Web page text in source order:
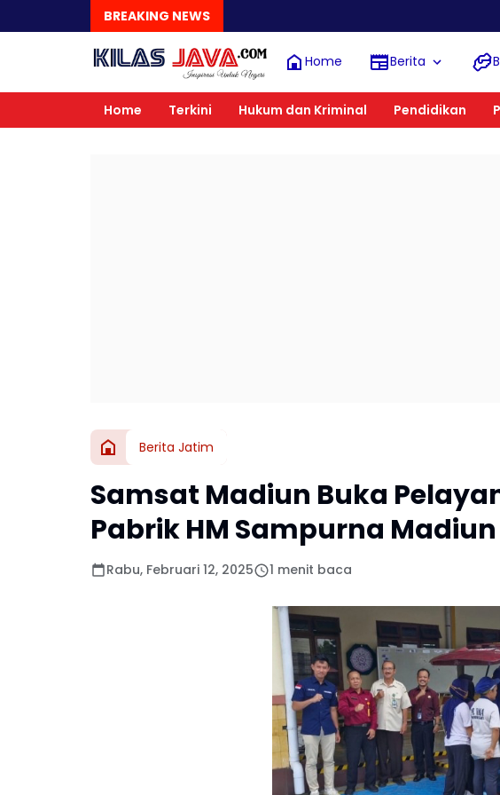
BREAKING NEWS
Home Berita
Home Terkini Hukum dan Kriminal Pendidikan
Berita Jatim
Samsat Madiun Buka
Pabrik HM Sampurna Madiun
Rabu, Februari 12, 2025 1 menit baca